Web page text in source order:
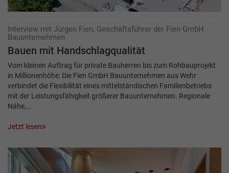
Interview mit Jürgen Fien, Geschäftsführer der Fien GmbH
Bauunternehmen
Bauen mit Handschlagqualität
Vom kleinen Auftrag für private Bauherren bis zum Rohbauprojekt
in Millionenhöhe: Die Fien GmbH Bauunternehmen aus Wehr
verbindet die Flexibilität eines mittelständischen Familienbetriebs
mit der Leistungsfähigkeit größerer Bauunternehmen. Regionale
Nähe,…
Jetzt lesen